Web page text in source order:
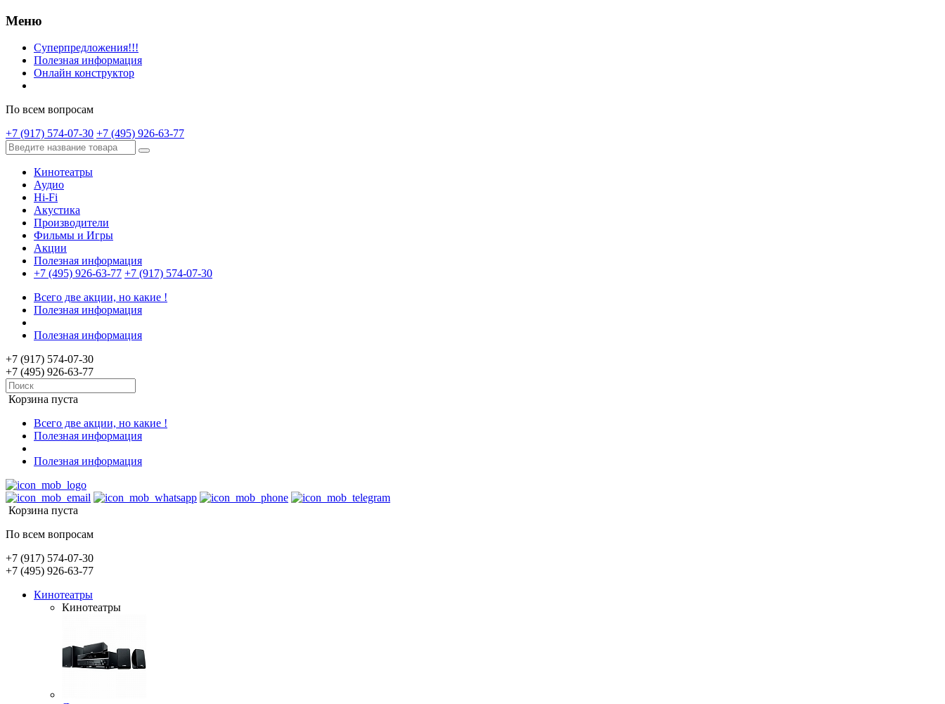
Меню
Суперпредложения!!!
Полезная информация
Онлайн конструктор
По всем вопросам
+7 (917) 574-07-30 +7 (495) 926-63-77
Кинотеатры
Аудио
Hi-Fi
Акустика
Производители
Фильмы и Игры
Акции
Полезная информация
+7 (495) 926-63-77 +7 (917) 574-07-30
Всего две акции, но какие !
Полезная информация
Полезная информация
+7 (917) 574-07-30
+7 (495) 926-63-77
Корзина пуста
Всего две акции, но какие !
Полезная информация
Полезная информация
Корзина пуста
По всем вопросам
+7 (917) 574-07-30
+7 (495) 926-63-77
Кинотеатры
Кинотеатры